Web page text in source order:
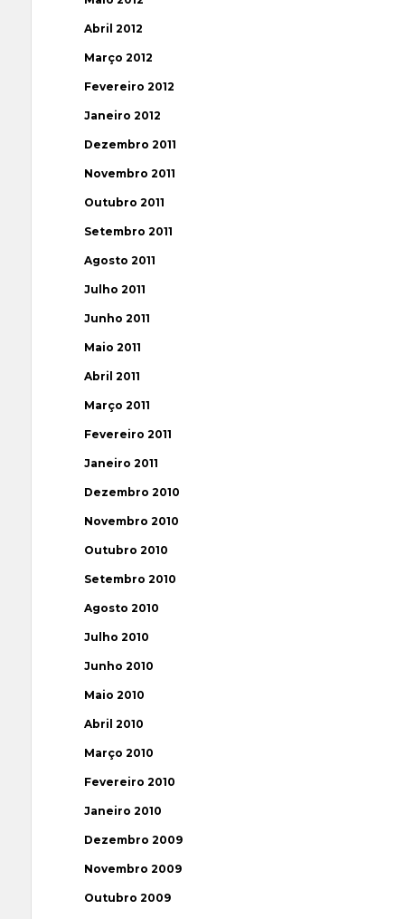
Abril 2012
Março 2012
Fevereiro 2012
Janeiro 2012
Dezembro 2011
Novembro 2011
Outubro 2011
Setembro 2011
Agosto 2011
Julho 2011
Junho 2011
Maio 2011
Abril 2011
Março 2011
Fevereiro 2011
Janeiro 2011
Dezembro 2010
Novembro 2010
Outubro 2010
Setembro 2010
Agosto 2010
Julho 2010
Junho 2010
Maio 2010
Abril 2010
Março 2010
Fevereiro 2010
Janeiro 2010
Dezembro 2009
Novembro 2009
Outubro 2009